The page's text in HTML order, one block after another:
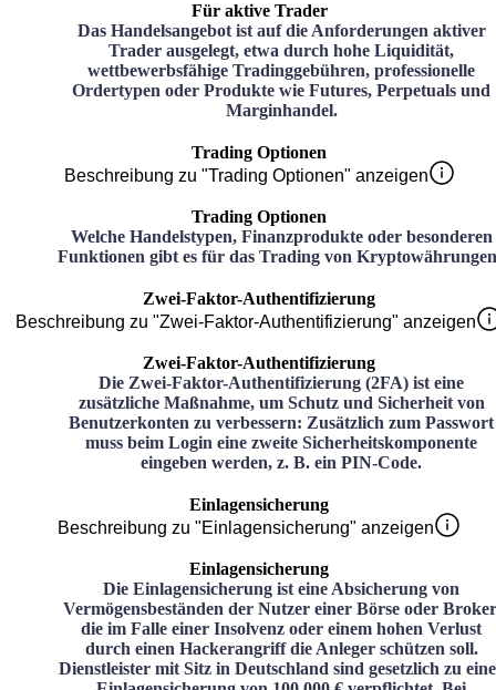
Für aktive Trader
Das Handelsangebot ist auf die Anforderungen aktiver
Trader ausgelegt, etwa durch hohe Liquidität,
wettbewerbsfähige Tradinggebühren, professionelle
Ordertypen oder Produkte wie Futures, Perpetuals und
Marginhandel.
Trading Optionen
Beschreibung zu "Trading Optionen" anzeigen
Trading Optionen
Welche Handelstypen, Finanzprodukte oder besonderen
Funktionen gibt es für das Trading von
Zwei-Faktor-Authentifizierung
Beschreibung zu "Zwei-Faktor-Authentifizierung" anzeigen
Zwei-Faktor-Authentifizierung
Die Zwei-Faktor-Authentifizierung (2FA) ist eine
zusätzliche Maßnahme, um Schutz und Sicherheit von
Benutzerkonten zu verbessern: Zusätzlich zum Passwort
muss beim Login eine zweite Sicherheitskomponente
eingeben werden, z. B. ein PIN-Code.
Einlagensicherung
Beschreibung zu "Einlagensicherung" anzeigen
Einlagensicherung
Die Einlagensicherung ist eine Absicherung von
Vermögensbeständen der Nutzer einer Börse oder
die im Falle einer Insolvenz oder einem hohen Verlust
durch einen Hackerangriff die Anleger schützen soll.
Dienstleister mit Sitz in Deutschland sind gesetzlich zu